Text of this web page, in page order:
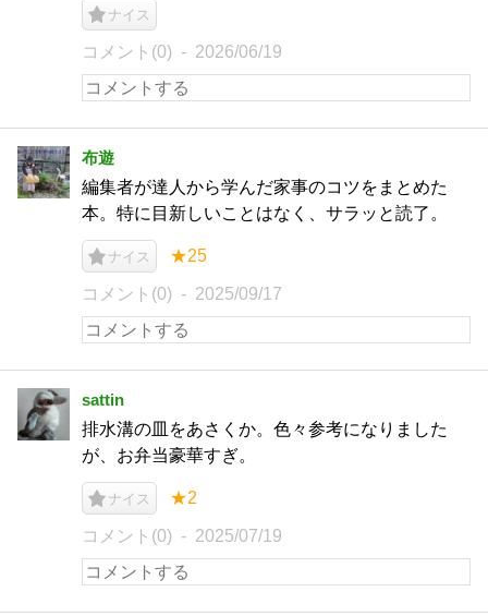
ナイス
コメント(0) 2026/06/19
布遊
編集者が達人から学んだ家事のコツをまとめた
本。特に目新しいことはなく、サラッと読了。
ナイス ★25
コメント(0) 2025/09/17
sattin
排水溝の皿をあさくか。色々参考になりました
が、お弁当豪華すぎ。
ナイス ★2
コメント(0) 2025/07/19